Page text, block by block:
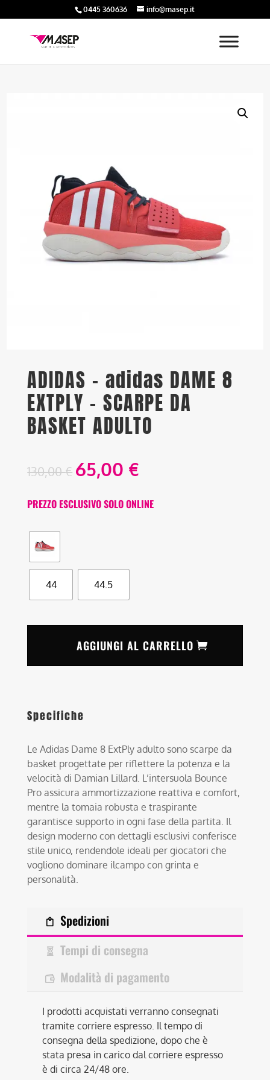
0445 360636 info@masep.it
ADIDAS – adidas DAME 8
EXTPLY – SCARPE DA
BASKET ADULTO
130,00€ 65,00 €
PREZZO ESCLUSIVO SOLO ONLINE
44 44.5
AGGIUNGI AL CARRELLO
Specifiche
Le Adidas Dame 8 ExtPly adulto sono scarpe da
basket progettate per riflettere la potenza e la
velocità di Damian Lillard. L’intersuola Bounce
Pro assicura ammortizzazione reattiva e comfort,
mentre la tomaia robusta e traspirante
garantisce supporto in ogni fase della partita. Il
design moderno con dettagli esclusivi conferisce
stile unico, rendendole ideali per giocatori che
vogliono dominare ilcampo con grinta e
personalità.
Spedizioni
Tempi di consegna
Modalità di pagamento
I prodotti acquistati verranno consegnati
tramite corriere espresso. Il tempo di
consegna della spedizione, dopo che è
stata presa in carico dal corriere espresso
è di circa 24/48 ore.